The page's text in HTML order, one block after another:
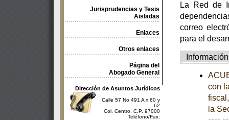
Jurisprudencias y Tesis
Aisladas
Enlaces
Otros enlaces
Página del
Abogado General
Dirección de Asuntos Jurídicos
Calle 57 No 491 A x 60 y
62
Col. Centro, C.P. 97000
Teléfono/Fax:
La Red de
correo
para el
Información
con
la